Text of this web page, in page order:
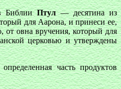
БиблииПтул— десятина из
для Аарона, и принеси ее,
от овна вручения, который для
церковью и утверждены
часть продуктов